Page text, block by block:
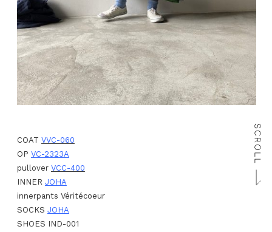
COAT VVC-060
OP VC-2323A
pullover VCC-400
INNER JOHA
innerpants Véritécoeur
SOCKS JOHA
SHOES IND-001